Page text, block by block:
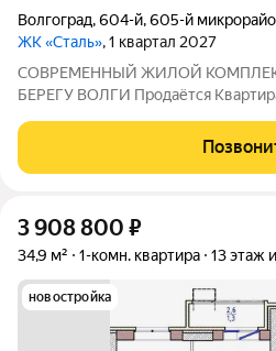
Волгоград,604-й,605-й
ЖК «Сталь», 1 квартал 2027
COBPЕМЕНHЫЙ ЖИЛОЙ
БEРЕГУ ВОЛГИ Продaётся
комплексе «Сталь» в
Волгогpадa. Застройщик более чем с
3 908 800 ₽
34,9 м² 1-комн. квартира 13 этаж
новостройка